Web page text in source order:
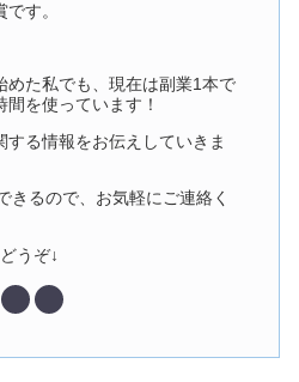
す。
めた私でも、現在は副業1本で
を使っています！
する情報をお伝えしていきま
きるので、お気軽にご連絡く
うぞ↓